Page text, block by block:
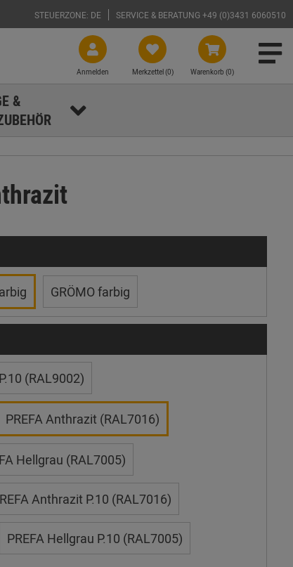
STEUERZONE: DE SERVICE & BERATUNG +49 (0)3431 6060510
Warenkorb (0)
Merkzettel (0)
Anmelden
&
GRÖMO farbig
(RAL9002)
PREFA Anthrazit (RAL7016)
Hellgrau (RAL7005)
Anthrazit P.10 (RAL7016)
PREFA Hellgrau P.10 (RAL7005)